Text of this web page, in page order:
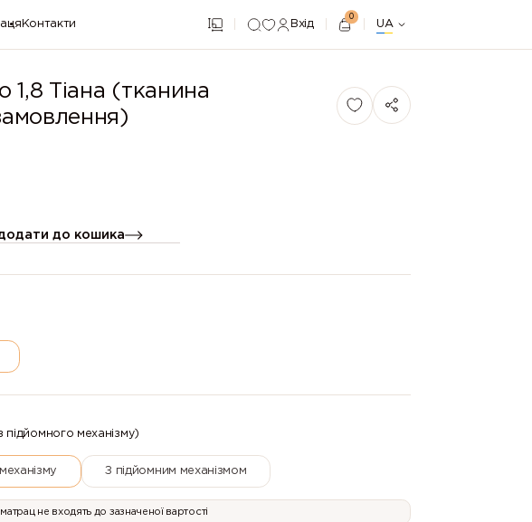
Контакти Вхід
0
UA
1,8 Тіана (тканина
до кошика
підйомного механізму)
З підйомним механізмом
не входять до зазначеної вартості